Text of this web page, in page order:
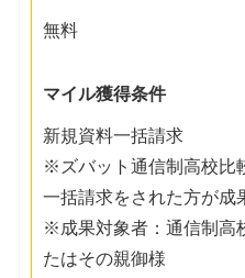
無料
マイル獲得条件
新規資料一括請求
※ズバット通信制高校比
一括請求をされた方が成
※成果対象者：通信制高
たはその親御様